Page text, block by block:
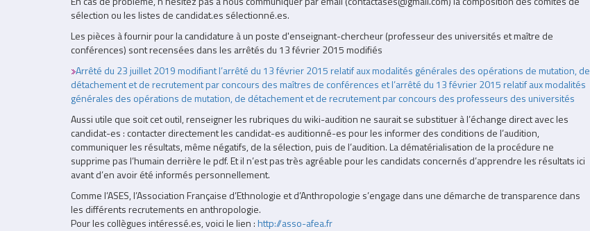
sélection ou les listes de candidat.es sélectionné.es.
Les pièces à fournir pour la candidature à un poste d'enseignant-chercheur (professeur des universités et maître de
conférences) sont recensées dans les arrêtés du 13 février 2015 modifiés
Arrêté du 23 juillet 2019 modifiant l’arrêté du 13 février 2015 relatif aux modalités générales des opérations de mutation, de
détachement et de recrutement par concours des maîtres de conférences et l’arrêté du 13 février 2015 relatif aux modalités
générales des opérations de mutation, de détachement et de recrutement par concours des professeurs des universités
Aussi utile que soit cet outil, renseigner les rubriques du wiki-audition ne saurait se substituer à l’échange direct avec les
candidat-es : contacter directement les candidat-es auditionné-es pour les informer des conditions de l’audition,
communiquer les résultats, même négatifs, de la sélection, puis de l’audition. La dématérialisation de la procédure ne
supprime pas l’humain derrière le pdf. Et il n’est pas très agréable pour les candidats concernés d’apprendre les résultats ici
avant d’en avoir été informés personnellement.
Comme l’ASES, l’Association Française d’Ethnologie et d’Anthropologie s’engage dans une démarche de transparence dans
les différents recrutements en anthropologie.
Pour les collègues intéressé.es, voici le lien :http://asso-afea.fr